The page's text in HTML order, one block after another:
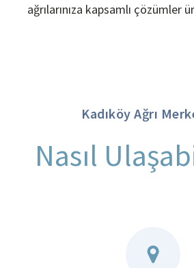
ağrılarınıza kapsamlı çözümler
Kadıköy Ağrı
Nasıl